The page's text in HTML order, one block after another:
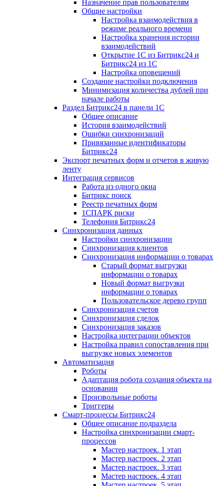
Назначение прав пользователям
Общие настройки
Настройка взаимодействия в
режиме реального времени
Настройка хранения истории
взаимодействий
Открытие 1С из Битрикс24 и
Битрикс24 из 1С
Настройка оповещений
Создание настройки подключения
Минимизация количества дублей при
начале работы
Раздел Битрикс24 в панели 1С
Общее описание
История взаимодействий
Ошибки синхронизаций
Привязанные идентификаторы
Битрикс24
Экспорт печатных форм и отчетов в живую
ленту
Интеграция сервисов
Работа из одного окна
Битрикс поиск
Реестр печатных форм
1СПАРК риски
Телефония Битрикс24
Синхронизация данных
Настройки синхронизации
Синхронизация клиентов
Синхронизация информации о товарах
Старый формат выгрузки
информации о товарах
Новый формат выгрузки
информации о товарах
Пользовательское дерево групп
Синхронизация счетов
Синхронизация сделок
Синхронизация заказов
Настройка интеграции объектов
Настройка правил сопоставления при
выгрузке новых элементов
Автоматизация
Роботы
Адаптация робота создания объекта на
основании
Произвольные роботы
Триггеры
Смарт-процессы Битрикс24
Общее описание подраздела
Настройка синхронизации смарт-
процессов
Мастер настроек. 1 этап
Мастер настроек. 2 этап
Мастер настроек. 3 этап
Мастер настроек. 4 этап